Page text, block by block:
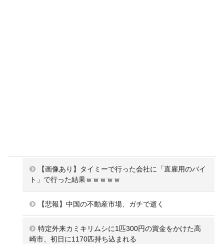
【画像あり】タイミーで行った会社に「直雇用のバイ
ト」で行った結果ｗｗｗｗｗ
【悲報】中国の不動産市場、ガチで逝く
特定外来カミキリムシに1匹300円の賞金をかけた高
崎市、初日に1170匹持ち込まれる